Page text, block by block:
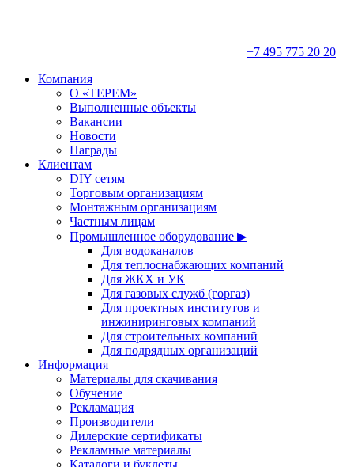
+7 495 775 20 20
Компания
О «ТЕРЕМ»
Выполненные объекты
Вакансии
Новости
Награды
Клиентам
DIY сетям
Торговым организациям
Монтажным организациям
Частным лицам
Промышленное оборудование ▶
Для водоканалов
Для теплоснабжающих компаний
Для ЖКХ и УК
Для газовых служб (горгаз)
Для проектных институтов и
инжиниринговых компаний
Для строительных компаний
Для подрядных организаций
Информация
Материалы для скачивания
Обучение
Рекламация
Производители
Дилерские сертификаты
Рекламные материалы
Каталоги и буклеты